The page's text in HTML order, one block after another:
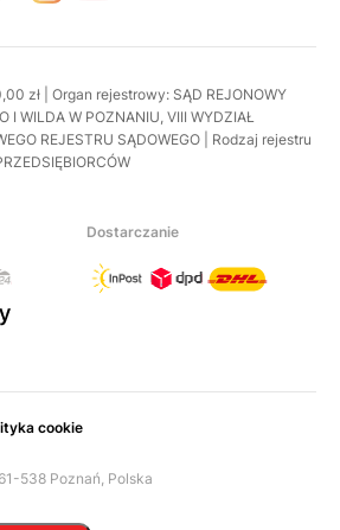
zł | Organ rejestrowy: SĄD REJONOWY
I WILDA W POZNANIU, VIII WYDZIAŁ
REJESTRU SĄDOWEGO | Rodzaj rejestru
Dostarczanie
cookie
538 Poznań, Polska